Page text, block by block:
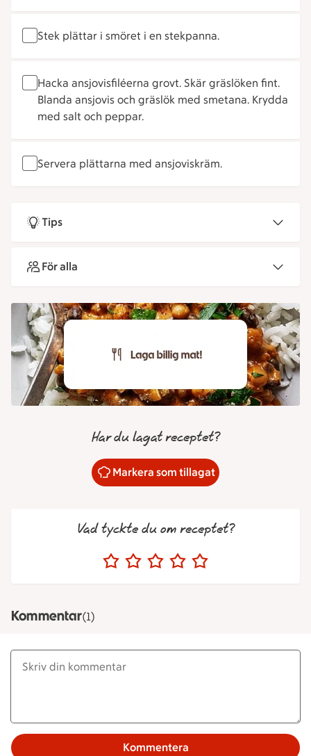
Stek plättar i smöret i en stekpanna.
Hacka ansjovisfiléerna grovt. Skär gräslöken fint.
Blanda ansjovis och gräslök med smetana. Krydda
med salt och peppar.
Servera plättarna med ansjoviskräm.
Tips
För alla
Har du lagat receptet?
Markera som tillagat
Vad tyckte du om receptet?
Kommentar(1)
Kommentera